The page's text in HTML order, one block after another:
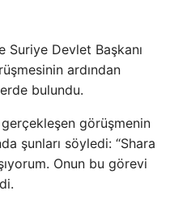
Suriye Devlet Başkanı
ardından
bulundu.
gerçekleşen görüşmenin
şunları söyledi: “Shara
Onun bu görevi